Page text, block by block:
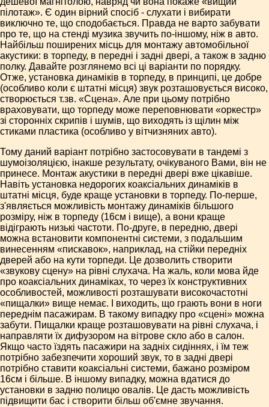
пілотаж». Є один вірний спосіб - слухати і вибирати
виключно те, що сподобається. Правда не варто забувати
про те, що на стенді музика звучить по-іншому, ніж в авто.
Найбільш поширених місць для монтажу автомобільної
акустики: в торпеду, в передні і задні двері, а також в задню
полку. Давайте розглянемо всі ці варіанти по порядку.
Отже, установка динаміків в торпеду, в принципі, це добре
(особливо коли є штатні місця) звук розташовується високо,
створюється т.зв. «Сцена». Але при цьому потрібно
враховувати, що торпеду може переповнювати «оркестр»
зі сторонніх скрипів і шумів, що виходять із щілин між
стиками пластика (особливо у вітчизняних авто).
Тому даний варіант потрібно застосовувати в тандемі з
шумоізоляцією, інакше результату, очікуваного Вами, він не
принесе. Монтаж акустики в передні двері вже цікавіше.
Навіть установка недорогих коаксіальних динаміків в
штатні місця, буде краще установки в торпеду. По-перше,
з'являється можливість монтажу динаміків більшого
розміру, ніж в торпеду (16см і вище), а вони краще
відіграють низькі частоти. По-друге, в передню, двері
можна встановити компонентні системи, з подальшим
винесенням «пискавок», наприклад, на стійки передніх
дверей або на кути торпеди. Це дозволить створити
«звукову сцену» на рівні слухача. На жаль, коли мова йде
про коаксіальних динаміках, то через їх конструктивних
особливостей, можливості розташувати високочастотні
«пищалки» вище немає. І виходить, що грають вони в ноги
переднім пасажирам. В такому випадку про «сцені» можна
забути. Пищалки краще розташовувати на рівні слухача, і
направляти їх дифузором на вітрове скло або в салон.
Якщо часто їздять пасажири на задніх сидіннях, і їм теж
потрібно забезпечити хороший звук, то в задні двері
потрібно ставити коаксіальні системи, бажано розміром
16см і більше. В іншому випадку, можна вдатися до
установки в задню полицю овалів. Це дасть можливість
підвищити бас і створити більш об'ємне звучання.